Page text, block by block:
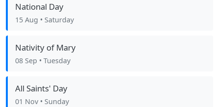
National Day
15 Aug • Saturday
Nativity of Mary
08 Sep • Tuesday
All Saints' Day
01 Nov • Sunday